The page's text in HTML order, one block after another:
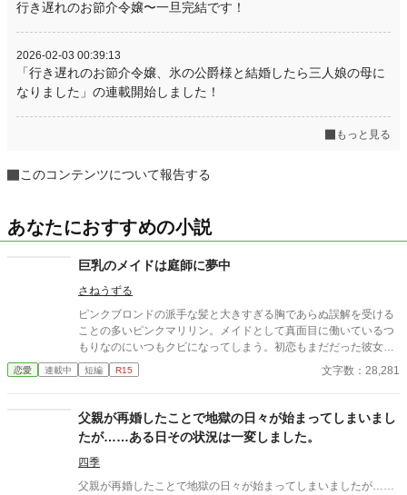
行き遅れのお節介令嬢〜一旦完結です！
2026-02-03 00:39:13
「行き遅れのお節介令嬢、氷の公爵様と結婚したら三人娘の母に
なりました」の連載開始しました！
もっと見る
このコンテンツについて報告する
あなたにおすすめの小説
巨乳のメイドは庭師に夢中
さねうずる
ピンクブロンドの派手な髪と大きすぎる胸であらぬ誤解を受ける
ことの多いピンクマリリン。メイドとして真面目に働いているつ
もりなのにいつもクビになってしまう。初恋もまだだった彼女が
やっとの思いで雇ってもらえたお屋敷にいたのは、大きくて無口
な庭師のエバンスさん。彼のことが気になる彼女は、、、、
恋愛 連載中 短編 R15 文字数：28,281
父親が再婚したことで地獄の日々が始まってしまいまし
たが……ある日その状況は一変しました。
四季
父親が再婚したことで地獄の日々が始まってしまいましたが……